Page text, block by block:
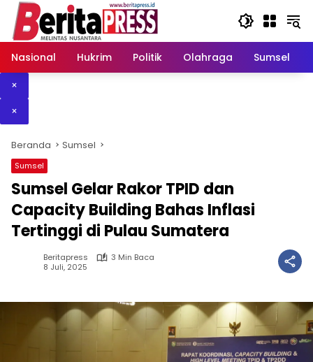
Langsung
konten
Nasional
Hukrim Politik Olahraga Sumsel
×
×
Beranda Sumsel
Sumsel
Sumsel Gelar Rakor TPID dan
Capacity Building Bahas Inflasi
Tertinggi di Pulau Sumatera
Beritapress
3 Min Baca
8 Juli, 2025